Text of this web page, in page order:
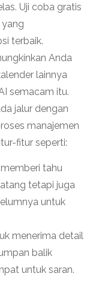
Uji coba gratis
terbaik.
Anda
lainnya
semacam itu.
jalur dengan
manajemen
fitur seperti:
tahu
tetapi juga
untuk
menerima detail
balik
untuk saran.